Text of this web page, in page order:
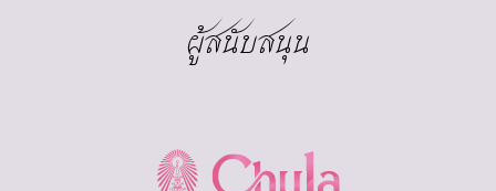
ผู้สนับสนุน